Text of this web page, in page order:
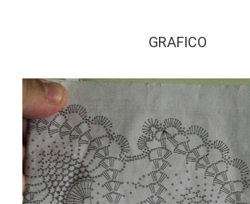
GRAFICO